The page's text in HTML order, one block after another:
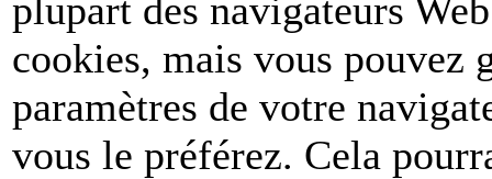
plupart des navigateurs
cookies, mais vous pouvez
paramètres de votre
vous le préférez. Cela